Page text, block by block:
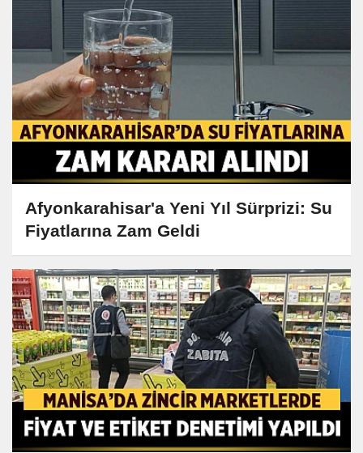
Afyonkarahisar'a Yeni Yıl Sürprizi: Su
Fiyatlarına Zam Geldi